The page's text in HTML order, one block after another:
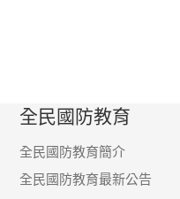
全民國防教育
全民國防教育簡介
全民國防教育最新公告